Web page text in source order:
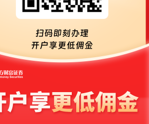
关规定及行之有效的经验做法以法律形式
长远、全面和重点、整体和局部的关系，
业高质量发展。
奖励机制
故隐患内部报告奖励机制的通知》。
发挥员工身处生产经营一线的优势，促进